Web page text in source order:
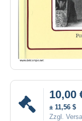
10,00
± 11,56 $
Zzgl.